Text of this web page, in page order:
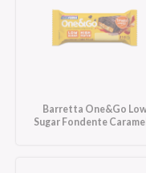
Barretta One&Go
Sugar Fondente